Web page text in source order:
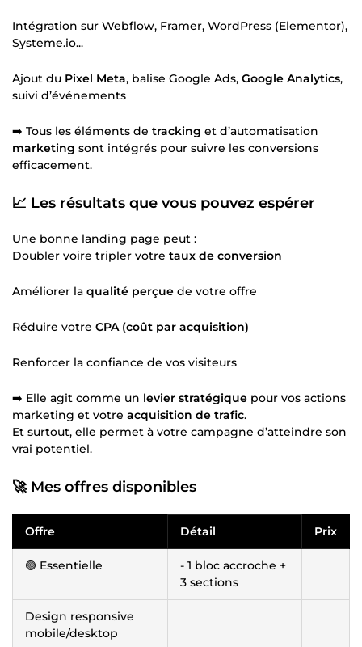
Intégration sur Webflow, Framer, WordPress (Elementor),
Systeme.io...
Ajout du Pixel Meta, balise Google Ads, Google Analytics,
suivi d’événements
➡️ Tous les éléments de tracking et d’automatisation
marketing sont intégrés pour suivre les conversions
efficacement.
📈 Les résultats que vous pouvez espérer
Une bonne landing page peut :
Doubler voire tripler votre taux de conversion
Améliorer la qualité perçue de votre offre
Réduire votre CPA (coût par acquisition)
Renforcer la confiance de vos visiteurs
➡️ Elle agit comme un levier stratégique pour vos actions
marketing et votre acquisition de trafic.
Et surtout, elle permet à votre campagne d’atteindre son
vrai potentiel.
🚀 Mes offres disponibles
Offre Détail Prix
🟢 Essentielle
- 1 bloc accroche +
3 sections
Design responsive
mobile/desktop